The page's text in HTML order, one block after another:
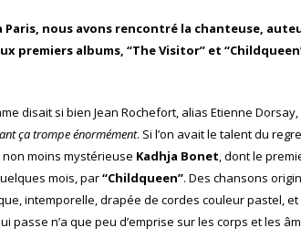
Paris, nous avons rencontré la chanteuse,
premiers albums, “The Visitor” et
disait si bien Jean Rochefort, alias Etienne
ça trompe énormément. Si l’on avait le talent du
moins mystérieuse Kadhja Bonet, dont le
mois, par“Childqueen”. Des chansons
intemporelle, drapée de cordes couleur pastel,
n’a que peu d’emprise sur les corps et les